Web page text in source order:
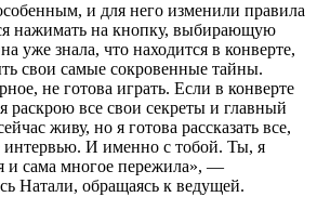
и для него изменили правила
нажимать на кнопку, выбирающую
уже знала, что находится в конверте,
свои самые сокровенные тайны.
не готова играть. Если в конверте
раскрою все свои секреты и главный
живу, но я готова рассказать все,
интервью. И именно с тобой. Ты, я
и сама многое пережила», —
Натали, обращаясь к ведущей.